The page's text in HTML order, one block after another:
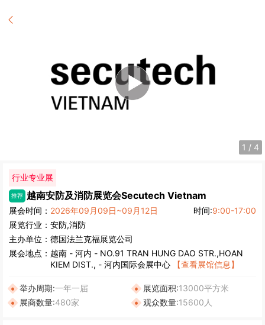
1 / 4
行业专业展
推荐 越南安防及消防展览会Secutech Vietnam
展会时间： 2026年09月09日~09月12日 时间:9:00-17:00
展览行业： 安防,消防
主办单位： 德国法兰克福展览公司
展会地点： 越南 - 河内 - NO.91 TRAN HUNG DAO STR.,HOAN
KIEM DIST., - 河内国际会展中心
【查看展馆信息】
举办周期:一年一届 展览面积:13000平方米
展商数量:480家 观众数量:15600人